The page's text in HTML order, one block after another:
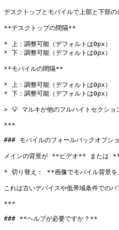
デスクトップとモバイルで上部と下部の
**デスクトップの間隔**
* 上：調整可能（デフォルトは0px）
* 下：調整可能（デフォルトは0px）
**モバイルの間隔**
* 上：調整可能（デフォルトは0px）
* 下：調整可能（デフォルトは0px）
> 💡 マルキが他のフルハイトセクショ
***
### モバイルのフォールバックオプシ
メインの背景が **ビデオ** または **
* 切り替え： **画像でモバイル背景
これは古いデバイスや低帯域条件での
***
### **ヘルプが必要ですか？**